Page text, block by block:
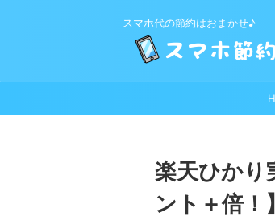
スマホ代の節約はおまかせ♪
楽天ひかり
ント＋倍！】